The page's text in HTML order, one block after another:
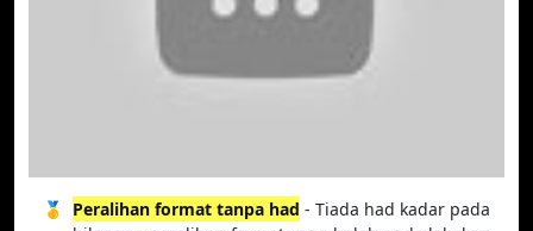
🥇 Peralihan format tanpa had - Tiada had kadar pada